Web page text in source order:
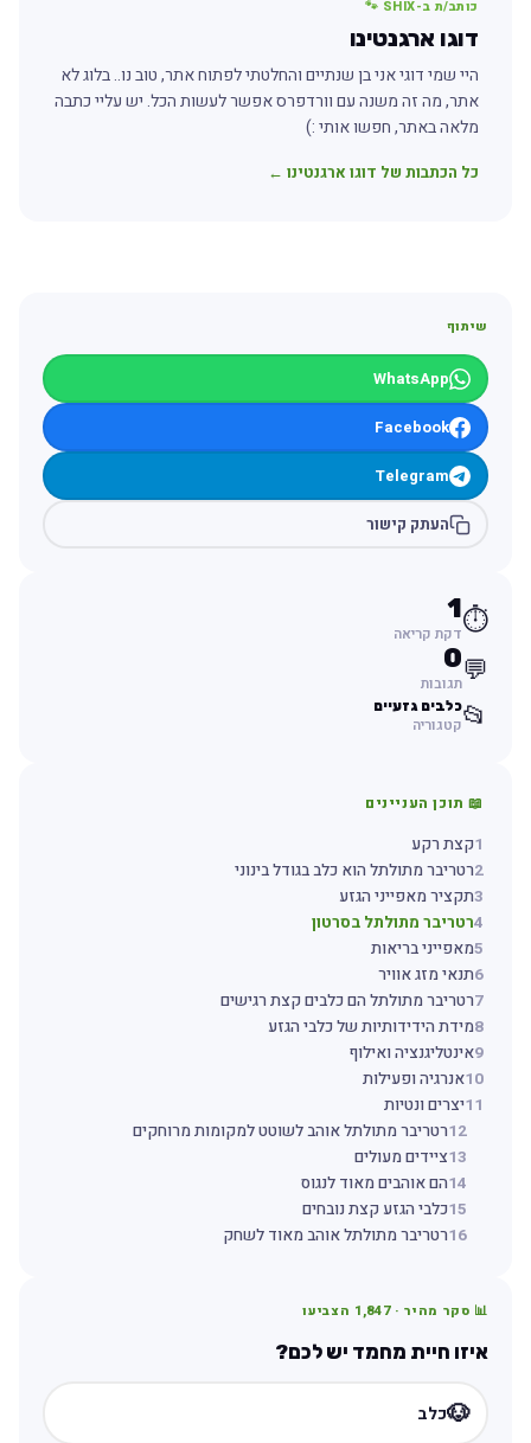
כותב/ת ב-SHIX 🐾
דוגו ארגנטינו
היי שמי דוגי אני בן שנתיים והחלטתי לפתוח אתר, טוב נו.. בלוג לא
אתר, מה זה משנה עם וורדפרס אפשר לעשות הכל. יש עליי כתבה
מלאה באתר, חפשו אותי :)
כל הכתבות של דוגו ארגנטינו ←
שיתוף
WhatsApp
Facebook
Telegram
העתק קישור
⏱️
1
דקת קריאה
💬
0
תגובות
📂כלבים גזעיים
קטגוריה
📖 תוכן העניינים
1קצת רקע
2רטריבר מתולתל הוא כלב בגודל בינוני
3תקציר מאפייני הגזע
4רטריבר מתולתל בסרטון
5מאפייני בריאות
6תנאי מזג אוויר
7רטריבר מתולתל הם כלבים קצת רגישים
8מידת הידידותיות של כלבי הגזע
9אינטליגנציה ואילוף
10אנרגיה ופעילות
11יצרים ונטיות
12רטריבר מתולתל אוהב לשוטט למקומות מרוחקים
13ציידים מעולים
14הם אוהבים מאוד לנגוס
15כלבי הגזע קצת נובחים
16רטריבר מתולתל אוהב מאוד לשחק
📊 סקר מהיר ·1,847 הצביעו
איזו חיית מחמד יש לכם?
🐶כלב